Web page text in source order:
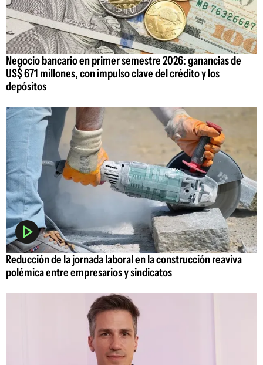
Negocio bancario en primer semestre 2026: ganancias de
US$ 671 millones, con impulso clave del crédito y los
depósitos
Reducción de la jornada laboral en la construcción reaviva
polémica entre empresarios y sindicatos